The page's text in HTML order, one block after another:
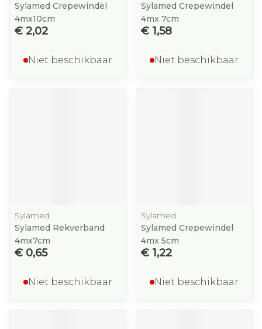
Sylamed Crepewindel
4mx10cm
€ 2,02
Niet beschikbaar
Sylamed Crepewindel
4mx 7cm
€ 1,58
Niet beschikbaar
Sylamed
Sylamed Rekverband
4mx7cm
€ 0,65
Niet beschikbaar
Sylamed
Sylamed Crepewindel
4mx 5cm
€ 1,22
Niet beschikbaar